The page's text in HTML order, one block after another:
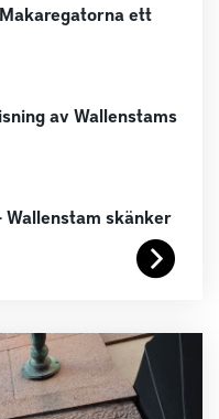
ett
av Wallenstams
Wallenstam skänker